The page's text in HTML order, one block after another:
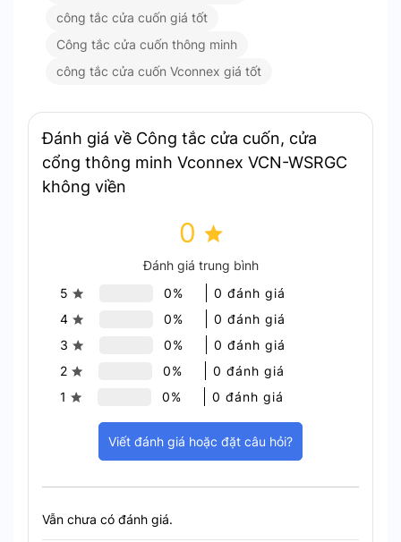
Chế độ hẹn giờ tự động
công tắc cửa cuốn giá tốt
Công tắc cửa cuốn thông minh
công tắc cửa cuốn Vconnex giá tốt
Đánh giá về Công tắc cửa cuốn, cửa
cổng thông minh Vconnex VCN-WSRGC
không viền
0
Đánh giá trung bình
5
0%
0 đánh giá
4
0%
0 đánh giá
3
0%
0 đánh giá
2
0%
0 đánh giá
1
0% 0 đánh giá
Viết đánh giá hoặc đặt câu hỏi?
Vẫn chưa có đánh giá.